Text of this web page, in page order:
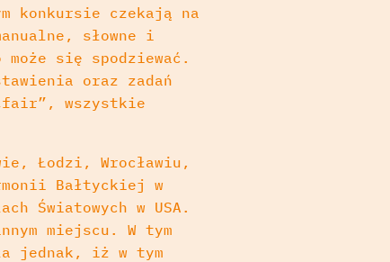
konkursie czekają na
słowne i
może się spodziewać.
oraz zadań
wszystkie
Łodzi, Wrocławiu,
Bałtyckiej w
Światowych w USA.
miejscu. W tym
jednak, iż w tym